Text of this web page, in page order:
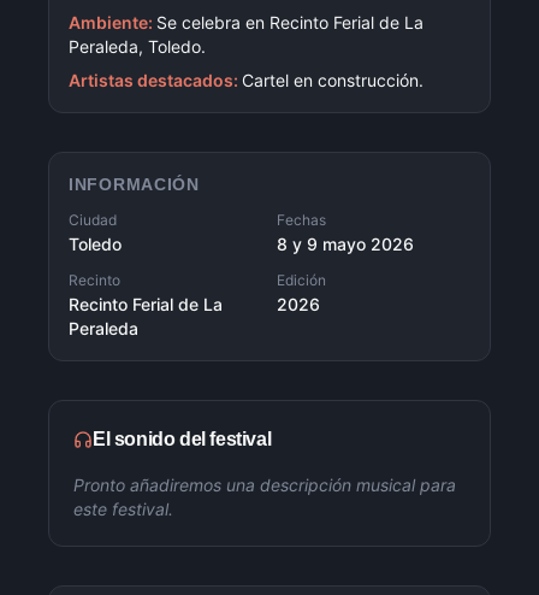
Ambiente: Se celebra en Recinto Ferial de La
Peraleda, Toledo.
Artistas destacados: Cartel en construcción.
INFORMACIÓN
Ciudad
Toledo
Fechas
8 y 9 mayo 2026
Recinto
Recinto Ferial de La
Peraleda
Edición
2026
El sonido del festival
Pronto añadiremos una descripción musical para
este festival.